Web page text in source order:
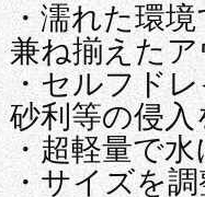
・濡れた環
兼ね揃えた
・セルフド
砂利等の侵
・超軽量で
・サイズを